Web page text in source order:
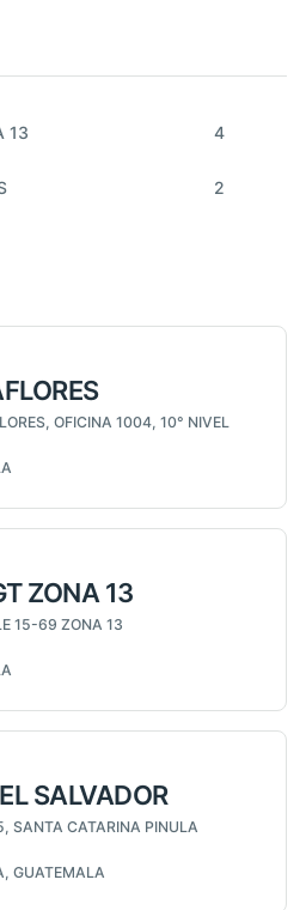
13 4
2
OFICINA 1004, 10° NIVEL
ZONA 13
15-69 ZONA 13
SALVADOR
SANTA CATARINA PINULA
GUATEMALA